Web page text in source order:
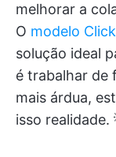
melhorar a
O modelo
solução ideal
é trabalhar de
mais árdua,
isso realidade.